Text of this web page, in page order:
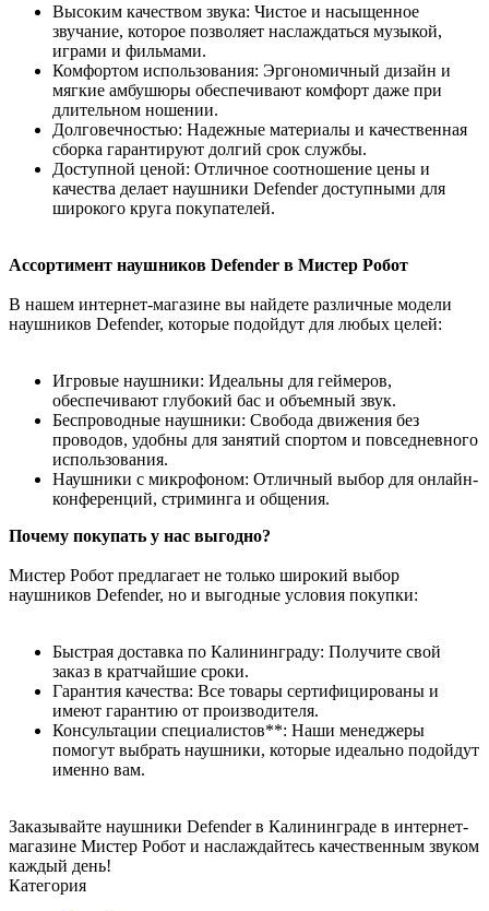
Высоким качеством звука: Чистое и насыщенное
звучание, которое позволяет наслаждаться музыкой,
играми и фильмами.
Комфортом использования: Эргономичный дизайн и
мягкие амбушюры обеспечивают комфорт даже при
длительном ношении.
Долговечностью: Надежные материалы и качественная
сборка гарантируют долгий срок службы.
Доступной ценой: Отличное соотношение цены и
качества делает наушники Defender доступными для
широкого круга покупателей.
Ассортимент наушников Defender в Мистер Робот
В нашем интернет-магазине вы найдете различные модели
наушников Defender, которые подойдут для любых целей:
Игровые наушники: Идеальны для геймеров,
обеспечивают глубокий бас и объемный звук.
Беспроводные наушники: Свобода движения без
проводов, удобны для занятий спортом и повседневного
использования.
Наушники с микрофоном: Отличный выбор для онлайн-
конференций, стриминга и общения.
Почему покупать у нас выгодно?
Мистер Робот предлагает не только широкий выбор
наушников Defender, но и выгодные условия покупки:
Быстрая доставка по Калининграду: Получите свой
заказ в кратчайшие сроки.
Гарантия качества: Все товары сертифицированы и
имеют гарантию от производителя.
Консультации специалистов**: Наши менеджеры
помогут выбрать наушники, которые идеально подойдут
именно вам.
Заказывайте наушники Defender в Калининграде в интернет-
магазине Мистер Робот и наслаждайтесь качественным звуком
каждый день!
Категория